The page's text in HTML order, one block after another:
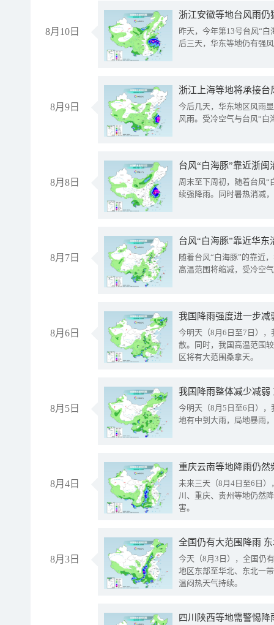
8月10日
浙江安徽等地台风雨
昨天，今年第13号台风“
后三天，华东等地仍有强
8月9日
浙江上海等地将承接台
今后几天，华东地区风雨
风雨。受冷空气与台风“白
8月8日
台风“白海豚”靠近浙
周末至下周初，随着台风“
续强降雨。同时暑热消减
8月7日
台风“白海豚”靠近华
随着台风“白海豚”的靠近
高温范围将缩减，受冷空
8月6日
今明天（8月6日至7日）
散。同时，我国高温范围
区将有大范围桑拿天。
8月5日
我国降雨整体减少减弱
今明天（8月5日至6日）
地有中到大雨，局地暴雨
8月4日
重庆云南等地降雨仍然
未来三天（8月4日至6日
川、重庆、贵州等地仍然
害。
8月3日
全国仍有大范围降雨
今天（8月3日），全国仍
地区东部至华北、东北一
温闷热天气持续。